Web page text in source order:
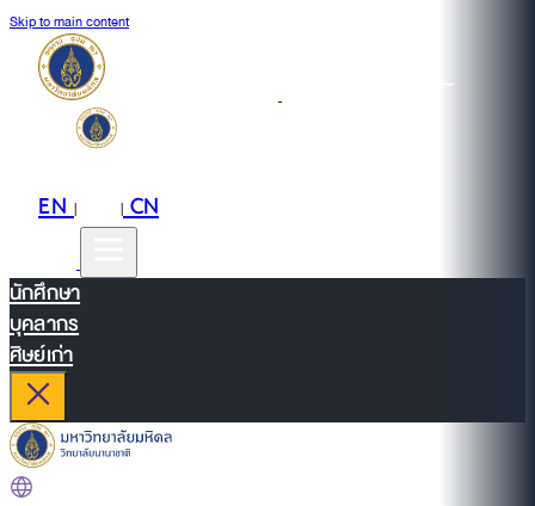
Skip to main content
EN| |CN
นักศึกษา
บุคลากร
ศิษย์เก่า